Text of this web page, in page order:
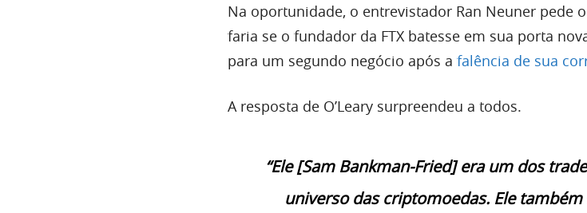
Na oportunidade, o entrevistador Ran Neuner pede
faria se o fundador da FTX batesse em sua porta
para um segundo negócio após a falência de sua
A resposta de O’Leary surpreendeu a todos.
“Ele [Sam Bankman-Fried] era um dos
universo das criptomoedas. Ele